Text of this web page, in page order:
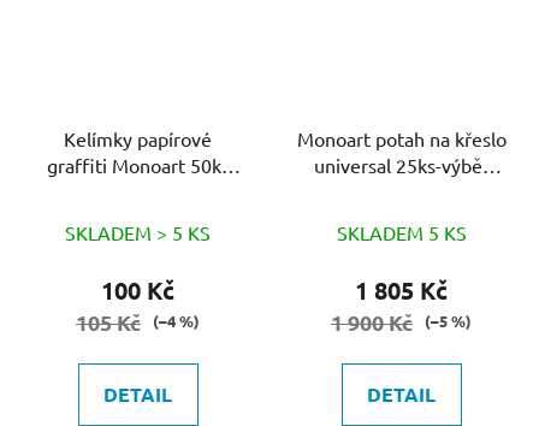
Kelímky papírové
graffiti Monoart 50ks
SKLADEM > 5 KS
100 Kč
105 Kč (–4 %)
DETAIL
Monoart potah na křeslo
universal 25ks-výběr
SKLADEM 5 KS
1 805 Kč
1 900 Kč (–5 %)
DETAIL